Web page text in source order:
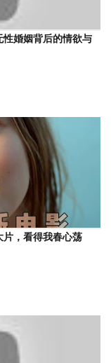
性婚姻背后的情欲与
片，看得我春心荡